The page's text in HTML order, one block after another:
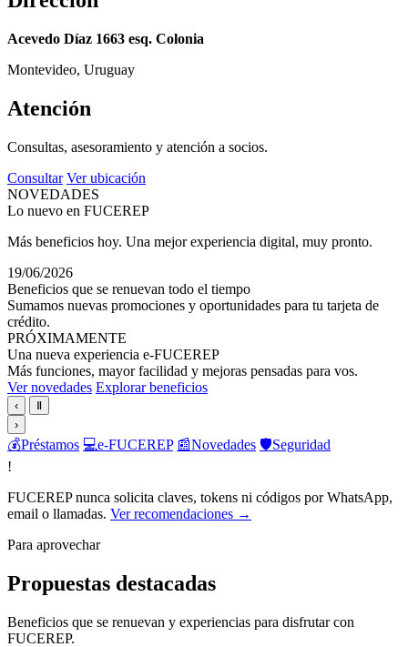
Acevedo Díaz 1663 esq. Colonia
Montevideo, Uruguay
Atención
Consultas, asesoramiento y atención a socios.
Consultar Ver ubicación
NOVEDADES
Lo nuevo en FUCEREP
Más beneficios hoy. Una mejor experiencia digital, muy pronto.
19/06/2026
Beneficios que se renuevan todo el tiempo
Sumamos nuevas promociones y oportunidades para tu tarjeta de
crédito.
PRÓXIMAMENTE
Una nueva experiencia e-FUCEREP
Más funciones, mayor facilidad y mejoras pensadas para vos.
Ver novedades Explorar beneficios
‹
Ⅱ
›
💰Préstamos 💻e-FUCEREP 📰Novedades 🛡️Seguridad
!
FUCEREP nunca solicita claves, tokens ni códigos por WhatsApp,
email o llamadas. Ver recomendaciones →
Para aprovechar
Propuestas destacadas
Beneficios que se renuevan y experiencias para disfrutar con
FUCEREP.